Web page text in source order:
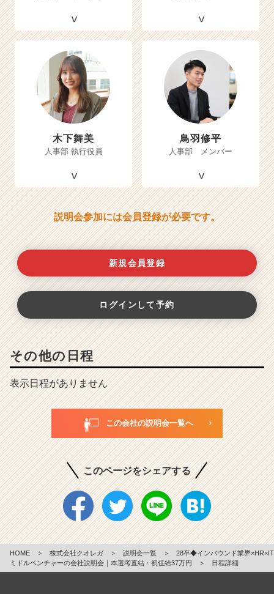
木下舞美
人事部 執行役員
鳥羽修平
人事部 メンバー
説明会参加には会員登録が必要です。
新規会員登録
ログインして予約
その他の日程
表示日程がありません
この会社の説明会一覧へ
このページをシェアする
HOME ＞ 株式会社クオレガ ＞ 説明会一覧 ＞
28卒◆インバウンド業界×HR×IT
ミドルベンチャーの会社説明会｜本選考直結・初任給37万円
＞ 日程詳細